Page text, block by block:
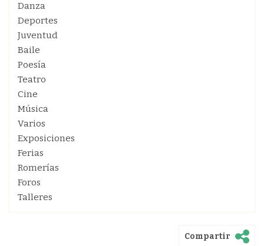
Danza
Deportes
Juventud
Baile
Poesía
Teatro
Cine
Música
Varios
Exposiciones
Ferias
Romerías
Foros
Talleres
Compartir